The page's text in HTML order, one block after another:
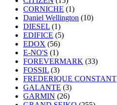
CORNICHE (1)
Daniel Wellington (10)
DIESEL (1)
EDIFICE (5)
EDOX (56)
E-NO'S (1)
FOREVERMARK (33)
FOSSIL (3)
FREDERIQUE CONSTANT
GALANTE (3)
GARMIN (26)